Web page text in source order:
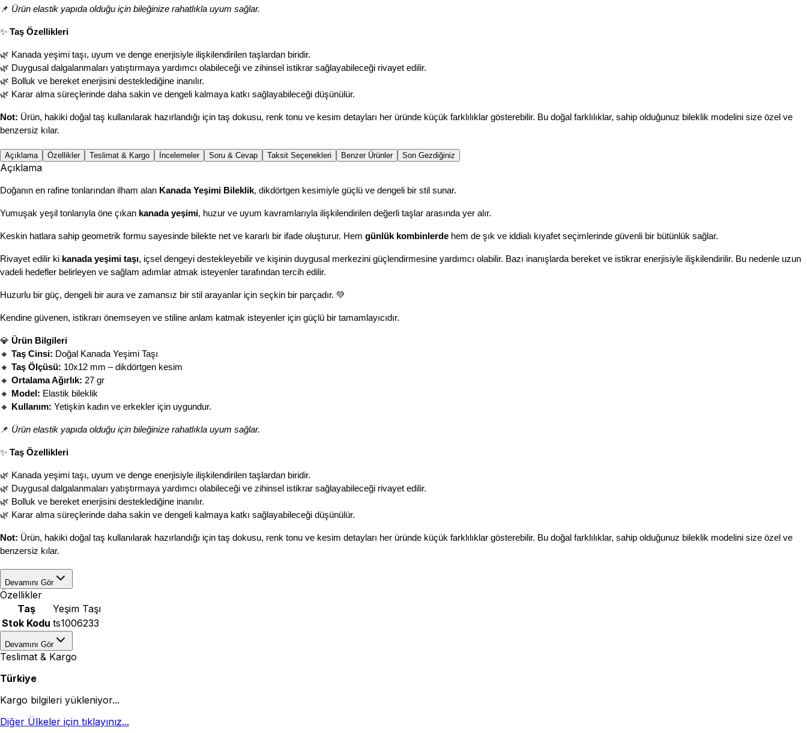
📌 Ürün elastik yapıda olduğu için bileğinize rahatlıkla uyum sağlar.
✨ Taş Özellikleri
🌿 Kanada yeşimi taşı, uyum ve denge enerjisiyle ilişkilendirilen taşlardan biridir.
🌿 Duygusal dalgalanmaları yatıştırmaya yardımcı olabileceği ve zihinsel istikrar sağlayabileceği rivayet edilir.
🌿 Bolluk ve bereket enerjisini desteklediğine inanılır.
🌿 Karar alma süreçlerinde daha sakin ve dengeli kalmaya katkı sağlayabileceği düşünülür.
Not: Ürün, hakiki doğal taş kullanılarak hazırlandığı için taş dokusu, renk tonu ve kesim detayları her üründe küçük farklılıklar gösterebilir. Bu doğal farklılıklar, sahip olduğunuz bileklik modelini size özel ve
benzersiz kılar.
Açıklama Özellikler Teslimat & Kargo İncelemeler Soru & Cevap Taksit Seçenekleri Benzer Ürünler Son Gezdiğiniz
Açıklama
Doğanın en rafine tonlarından ilham alan Kanada Yeşimi Bileklik, dikdörtgen kesimiyle güçlü ve dengeli bir stil sunar.
Yumuşak yeşil tonlarıyla öne çıkan kanada yeşimi, huzur ve uyum kavramlarıyla ilişkilendirilen değerli taşlar arasında yer alır.
Keskin hatlara sahip geometrik formu sayesinde bilekte net ve kararlı bir ifade oluşturur. Hem günlük kombinlerde hem de şık ve iddialı kıyafet seçimlerinde güvenli bir bütünlük sağlar.
Rivayet edilir ki kanada yeşimi taşı, içsel dengeyi destekleyebilir ve kişinin duygusal merkezini güçlendirmesine yardımcı olabilir. Bazı inanışlarda bereket ve istikrar enerjisiyle ilişkilendirilir. Bu nedenle uzun
vadeli hedefler belirleyen ve sağlam adımlar atmak isteyenler tarafından tercih edilir.
Huzurlu bir güç, dengeli bir aura ve zamansız bir stil arayanlar için seçkin bir parçadır. 💚
Kendine güvenen, istikrarı önemseyen ve stiline anlam katmak isteyenler için güçlü bir tamamlayıcıdır.
💎 Ürün Bilgileri
🔸 Taş Cinsi: Doğal Kanada Yeşimi Taşı
🔸 Taş Ölçüsü: 10x12 mm – dikdörtgen kesim
🔸 Ortalama Ağırlık: 27 gr
🔸
Model: Elastik bileklik
🔸
Kullanım: Yetişkin kadın ve erkekler için uygundur.
📌 Ürün elastik yapıda olduğu için bileğinize rahatlıkla uyum sağlar.
✨ Taş Özellikleri
🌿 Kanada yeşimi taşı, uyum ve denge enerjisiyle ilişkilendirilen taşlardan biridir.
🌿 Duygusal dalgalanmaları yatıştırmaya yardımcı olabileceği ve zihinsel istikrar sağlayabileceği rivayet edilir.
🌿 Bolluk ve bereket enerjisini desteklediğine inanılır.
🌿 Karar alma süreçlerinde daha sakin ve dengeli kalmaya katkı sağlayabileceği düşünülür.
Not: Ürün, hakiki doğal taş kullanılarak hazırlandığı için taş dokusu, renk tonu ve kesim detayları her üründe küçük farklılıklar gösterebilir. Bu doğal farklılıklar, sahip olduğunuz bileklik modelini size özel ve
benzersiz kılar.
Devamını Gör
Özellikler
Taş
Yeşim Taşı
Stok Kodu ts1006233
Devamını Gör
Teslimat & Kargo
Türkiye
Kargo bilgileri yükleniyor...
Diğer Ülkeler için tıklayınız...